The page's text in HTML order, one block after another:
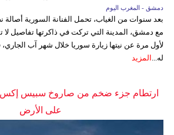
دمشق - المغرب اليوم
بعد سنوات من الغياب، تحمل الفنانة السورية
مع دمشق، المدينة التي تركت في ذاكرتها تفاصيل
لأول مرة عن نيتها زيارة سوريا خلال شهر آب الجاري،
له... المزيد
ارتطام جزء ضخم من صاروخ سبيس إكس
على الأرض